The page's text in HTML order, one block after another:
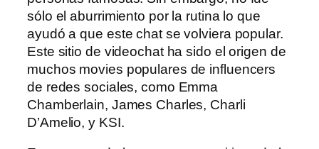
sólo el aburrimiento por la rutina lo que
ayudó a que este chat se volviera popular.
Este sitio de videochat ha sido el origen de
muchos movies populares de influencers
de redes sociales, como Emma
Chamberlain, James Charles, Charli
D’Amelio, y KSI.